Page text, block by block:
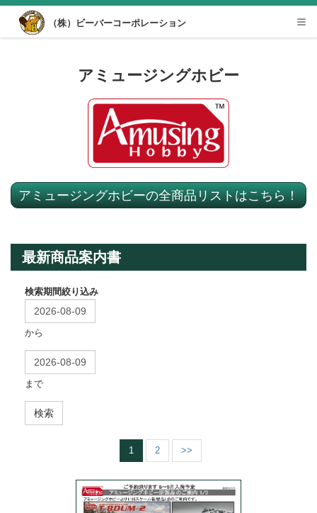
Desktop View
（株）ビーバーコーポレーション
アミュージングホビー
アミュージングホビーの全商品リストはこちら！
最新商品案内書
検索期間絞り込み
から
まで
検索
1 2 >>